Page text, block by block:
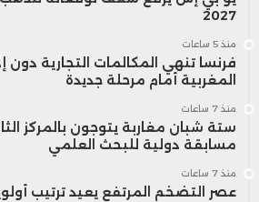
2027
منذ 5 ساعات
فرنسا تنهي المكالمات التجارية دون
المغربية أمام مرحلة جديدة
منذ 7 ساعات
ستة شبان مغاربة يتوجون بالمركز
مسابقة دولية للبحث العلمي
منذ 7 ساعات
عصر التضخم المرتفع يعيد ترتيب